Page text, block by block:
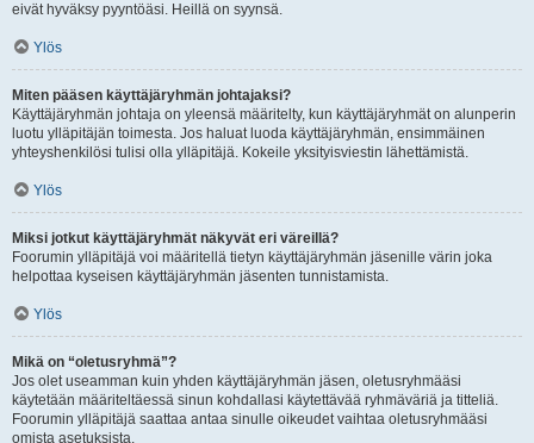
eivät hyväksy pyyntöäsi. Heillä on syynsä.
Ylös
Miten pääsen käyttäjäryhmän johtajaksi?
Käyttäjäryhmän johtaja on yleensä määritelty, kun käyttäjäryhmät on alunperin
luotu ylläpitäjän toimesta. Jos haluat luoda käyttäjäryhmän, ensimmäinen
yhteyshenkilösi tulisi olla ylläpitäjä. Kokeile yksityisviestin lähettämistä.
Ylös
Miksi jotkut käyttäjäryhmät näkyvät eri väreillä?
Foorumin ylläpitäjä voi määritellä tietyn käyttäjäryhmän jäsenille värin joka
helpottaa kyseisen käyttäjäryhmän jäsenten tunnistamista.
Ylös
Mikä on “oletusryhmä”?
Jos olet useamman kuin yhden käyttäjäryhmän jäsen, oletusryhmääsi
käytetään määriteltäessä sinun kohdallasi käytettävää ryhmäväriä ja titteliä.
Foorumin ylläpitäjä saattaa antaa sinulle oikeudet vaihtaa oletusryhmääsi
omista asetuksista.